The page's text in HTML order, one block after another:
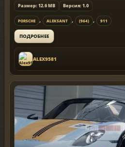
Размер: 12.6 MB Версия: 1.0
PORSCHE , ALEKSANT , (964) , 911
ПОДРОБНЕЕ
ALEX9581